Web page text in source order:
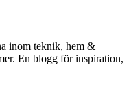
inom teknik, hem &
En blogg för inspiration,